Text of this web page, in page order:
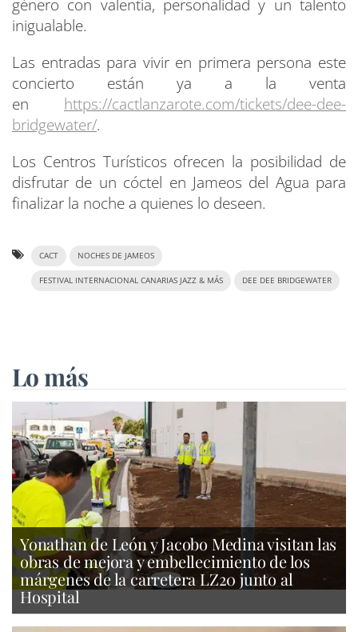
género con valentía, personalidad y un talento
inigualable.
Las entradas para vivir en primera persona este
concierto están ya a la venta
en https://cactlanzarote.com/tickets/dee-dee-
bridgewater/.
Los Centros Turísticos ofrecen la posibilidad de
disfrutar de un cóctel en Jameos del Agua para
finalizar la noche a quienes lo deseen.
CACT NOCHES DE JAMEOS
FESTIVAL INTERNACIONAL CANARIAS JAZZ & MÁS DEE DEE BRIDGEWATER
Lo más
Yonathan de León y Jacobo Medina visitan las
obras de mejora y embellecimiento de los
márgenes de la carretera LZ20 junto al
Hospital